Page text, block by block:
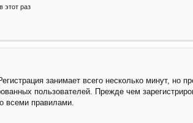
этот раз
занимает всего несколько минут, но
пользователей. Прежде чем
всеми правилами.